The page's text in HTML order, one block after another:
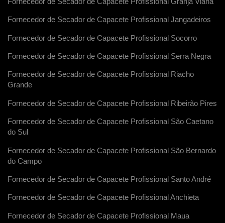
Fornecedor de Secador de Capacete Profissional Jangadeiros
Fornecedor de Secador de Capacete Profissional Socorro
Fornecedor de Secador de Capacete Profissional Serra Negra
Fornecedor de Secador de Capacete Profissional Riacho
Grande
Fornecedor de Secador de Capacete Profissional Ribeirão Pires
Fornecedor de Secador de Capacete Profissional São Caetano
do Sul
Fornecedor de Secador de Capacete Profissional São Bernardo
do Campo
Fornecedor de Secador de Capacete Profissional Santo André
Fornecedor de Secador de Capacete Profissional Anchieta
Fornecedor de Secador de Capacete Profissional Maua